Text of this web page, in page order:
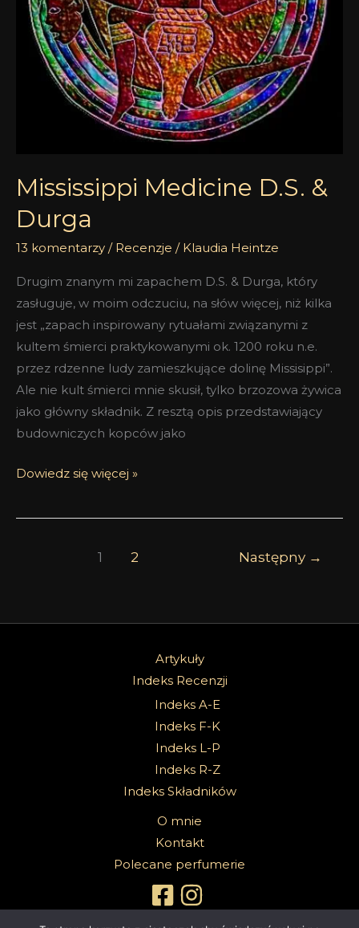
Mississippi Medicine D.S. &
Durga
13 komentarzy / Recenzje / Klaudia Heintze
Drugim znanym mi zapachem D.S. & Durga, który
zasługuje, w moim odczuciu, na słów więcej, niż kilka
jest „zapach inspirowany rytuałami związanymi z
kultem śmierci praktykowanymi ok. 1200 roku n.e.
przez rdzenne ludy zamieszkujące dolinę Missisippi”.
Ale nie kult śmierci mnie skusił, tylko brzozowa żywica
jako główny składnik. Z resztą opis przedstawiający
budowniczych kopców jako
Dowiedz się więcej »
1 2 Następny →
Artykuły
Indeks Recenzji
Indeks A-E
Indeks F-K
Indeks L-P
Indeks R-Z
Indeks Składników
O mnie
Kontakt
Polecane perfumerie